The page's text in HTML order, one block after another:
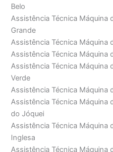
Belo
Assistência Técnica Máquina
Grande
Assistência Técnica Máquina
Assistência Técnica Máquina
Assistência Técnica Máquina
Verde
Assistência Técnica Máquina
Assistência Técnica Máquina
do Jóquei
Assistência Técnica Máquina
Inglesa
Assistência Técnica Máquina